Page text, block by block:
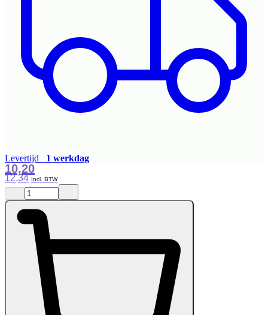
Levertijd 1 werkdag
12,34
10,20